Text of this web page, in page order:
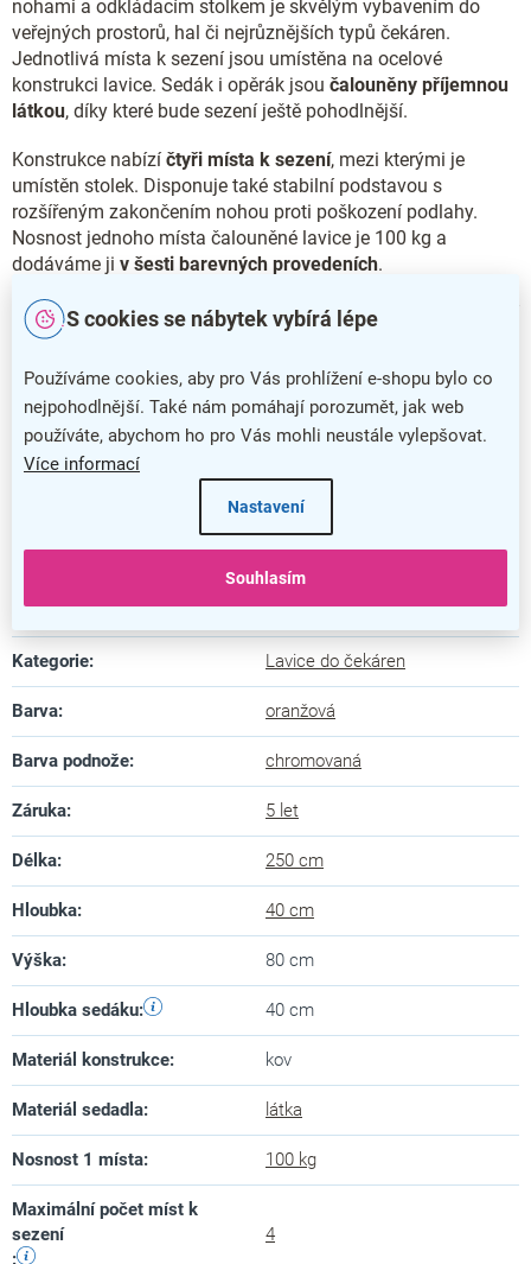
S cookies se nábytek vybírá lépe
Používáme cookies, aby pro Vás prohlížení e-shopu bylo co
nejpohodlnější. Také nám pomáhají porozumět, jak web
používáte, abychom ho pro Vás mohli neustále vylepšovat.
Více informací
Nastavení
Souhlasím
nohami a odkládacím stolkem je skvělým vybavením do
veřejných prostorů, hal či nejrůznějších typů čekáren.
Jednotlivá místa k sezení jsou umístěna na ocelové
konstrukci lavice. Sedák i opěrák jsou čalouněny příjemnou
látkou, díky které bude sezení ještě pohodlnější.
Konstrukce nabízí čtyři místa k sezení, mezi kterými je
umístěn stolek. Disponuje také stabilní podstavou s
rozšířeným zakončením nohou proti poškození podlahy.
Nosnost jednoho místa čalouněné lavice je 100 kg a
dodáváme ji v šesti barevných provedeních.
Čalouněnou lavici SMART se stolkem a čtyřmi místy k sezení
dodáváme také
v provedení s černými nohami
Hlavní přednosti čalouněné lavice SMART
Čalouněná lavice SMART nabízí široké spektrum využití
Stabilní konstrukce poskytuje čtyři místa k sezení a stolek
Pohodlí a příjemný vzhled zajistí čalounění látkou
Nosnost jednoho místa je 100 kg
Doplňkové parametry
Kategorie: Lavice do čekáren
Barva: oranžová
Barva podnože: chromovaná
Záruka: 5 let
Délka: 250 cm
Hloubka: 40 cm
Výška: 80 cm
Hloubka sedáku: 40 cm
Materiál konstrukce: kov
Materiál sedadla: látka
Nosnost 1 místa: 100 kg
Maximální počet míst k
sezení
:
4